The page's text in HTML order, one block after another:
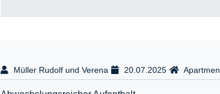
Müller Rudolf und Verena 20.07.2025